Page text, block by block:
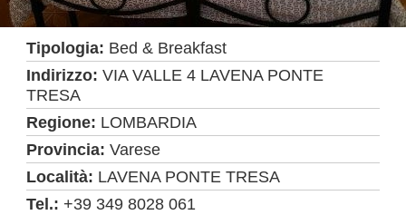
Tipologia: Bed & Breakfast
Indirizzo:VIA VALLE 4 LAVENA PONTE
TRESA
Regione: LOMBARDIA
Provincia:Varese
Località: LAVENA PONTE TRESA
Tel.:+39 349 8028 061